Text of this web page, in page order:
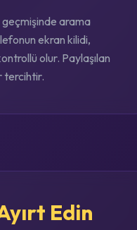
geçmişinde arama
ekran kilidi,
olur. Paylaşılan
tercihtir.
Edin